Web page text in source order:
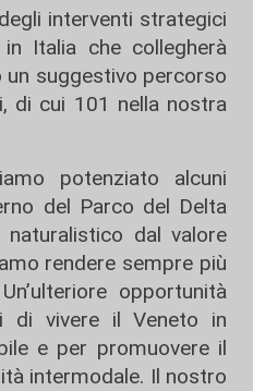
interventi strategici
Italia che collegherà
un suggestivo percorso
di cui 101 nella nostra
potenziato alcuni
del Parco del Delta
dal valore
rendere sempre più
opportunità
di vivere il Veneto in
e per promuovere il
intermodale. Il nostro